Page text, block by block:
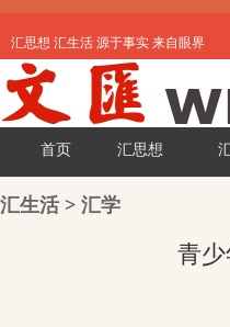
汇思想 汇生活 源于事实 来自眼界
首页 汇思想
汇生活> 汇学
青